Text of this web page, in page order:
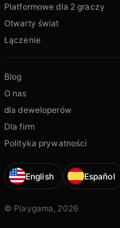
Platformowe dla 2 graczy
Otwarty świat
Łączenie
Blog
O nas
dla deweloperów
Dla firm
Polityka prywatności
English Español
© Playgama, 2026